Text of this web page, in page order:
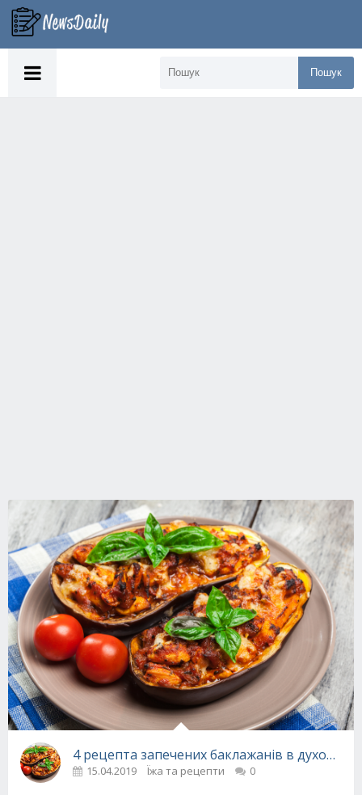
Пошук
4 рецепта запечених баклажанів в духовці
15.04.2019 Їжа та рецепти 0